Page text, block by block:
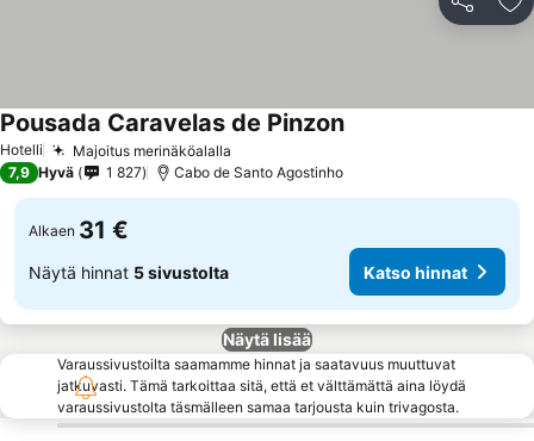
Jaa
Hotelli Majoitus merinäköalalla
Pousada Caravelas de Pinzon
7,9 Hyvä 1 827 Cabo de Santo Agostinho
Alkaen 31 €
Näytä hinnat 5 sivustolta Katso hinnat
Näytä lisää
Varaussivustoilta saamamme hinnat ja saatavuus muuttuvat
jatkuvasti. Tämä tarkoittaa sitä, että et välttämättä aina löydä
varaussivustolta täsmälleen samaa tarjousta kuin trivagosta.